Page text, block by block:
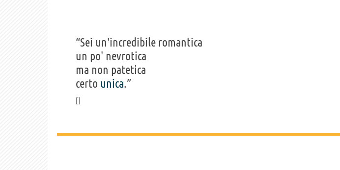
“Sei un'incredibile romantica
un po' nevrotica
ma non patetica
certo unica.”